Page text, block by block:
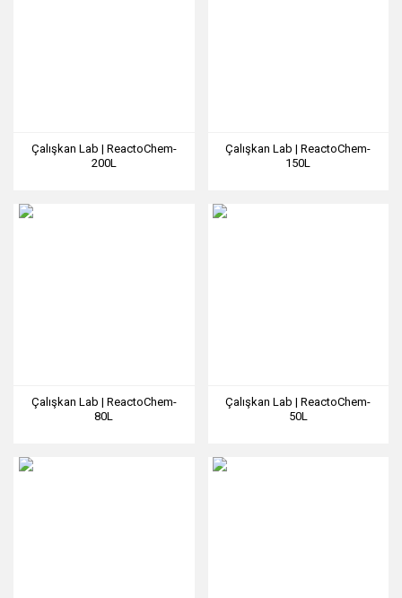
Çalışkan Lab | ReactoChem-
200L
Çalışkan Lab | ReactoChem-
150L
Çalışkan Lab | ReactoChem-
80L
Çalışkan Lab | ReactoChem-
50L